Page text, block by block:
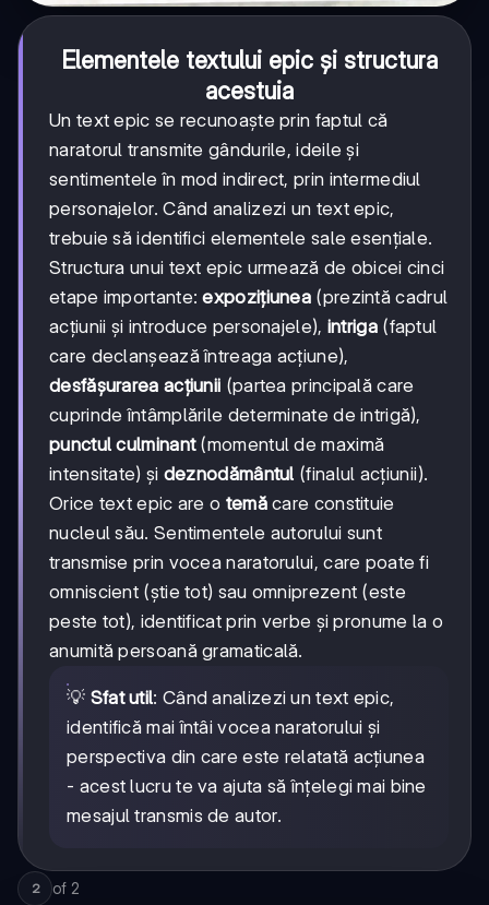
Elementele textului epic și structura
acestuia
Un text epic se recunoaște prin faptul că
naratorul transmite gândurile, ideile și
sentimentele în mod indirect, prin intermediul
personajelor. Când analizezi un text epic,
trebuie să identifici elementele sale esențiale.
Structura unui text epic urmează de obicei cinci
etape importante:expozițiunea (prezintă cadrul
acțiunii și introduce personajele), intriga(faptul
care declanșează întreaga acțiune),
desfășurarea acțiunii (partea principală care
cuprinde întâmplările determinate de intrigă),
punctul culminant(momentul de maximă
intensitate) și deznodământul (finalul acțiunii).
Orice text epic are o temăcare constituie
nucleul său. Sentimentele autorului sunt
transmise prin vocea naratorului, care poate fi
omniscient (știe tot) sau omniprezent (este
peste tot), identificat prin verbe și pronume la o
anumită persoană gramaticală.
💡 Sfat util: Când analizezi un text epic,
identifică mai întâi vocea naratorului și
perspectiva din care este relatată acțiunea
- acest lucru te va ajuta să înțelegi mai bine
mesajul transmis de autor.
2 of 2